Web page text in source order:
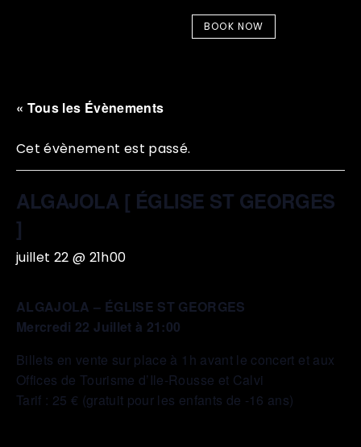
BOOK NOW
« Tous les Évènements
Cet évènement est passé.
ALGAJOLA [ ÉGLISE ST GEORGES
]
juillet 22 @ 21h00
ALGAJOLA – ÉGLISE ST GEORGES
Mercredi 22 Juillet à 21:00
Billets en vente sur place à 1h avant le concert et aux
Offices de Tourisme d’Ile-Rousse et Calvi
Tarif : 25 € (gratuit pour les enfants de -16 ans)